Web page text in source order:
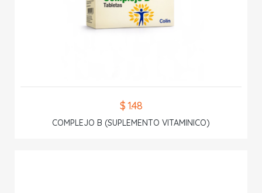
$ 1.48
COMPLEJO B (SUPLEMENTO VITAMINICO)